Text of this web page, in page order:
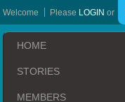
Welcome Please LOGIN or
HOME
STORIES
MEMBERS